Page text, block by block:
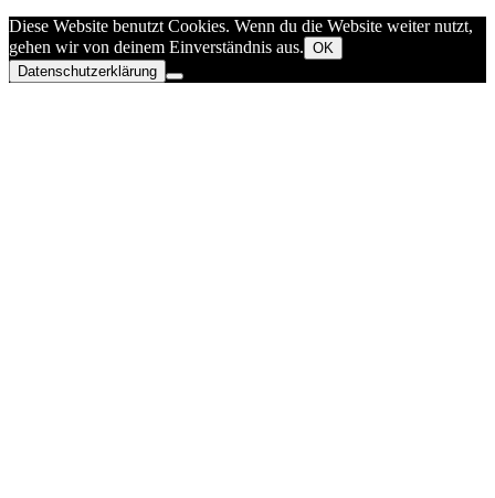
Diese Website benutzt Cookies. Wenn du die Website weiter nutzt,
gehen wir von deinem Einverständnis aus. OK
Datenschutzerklärung